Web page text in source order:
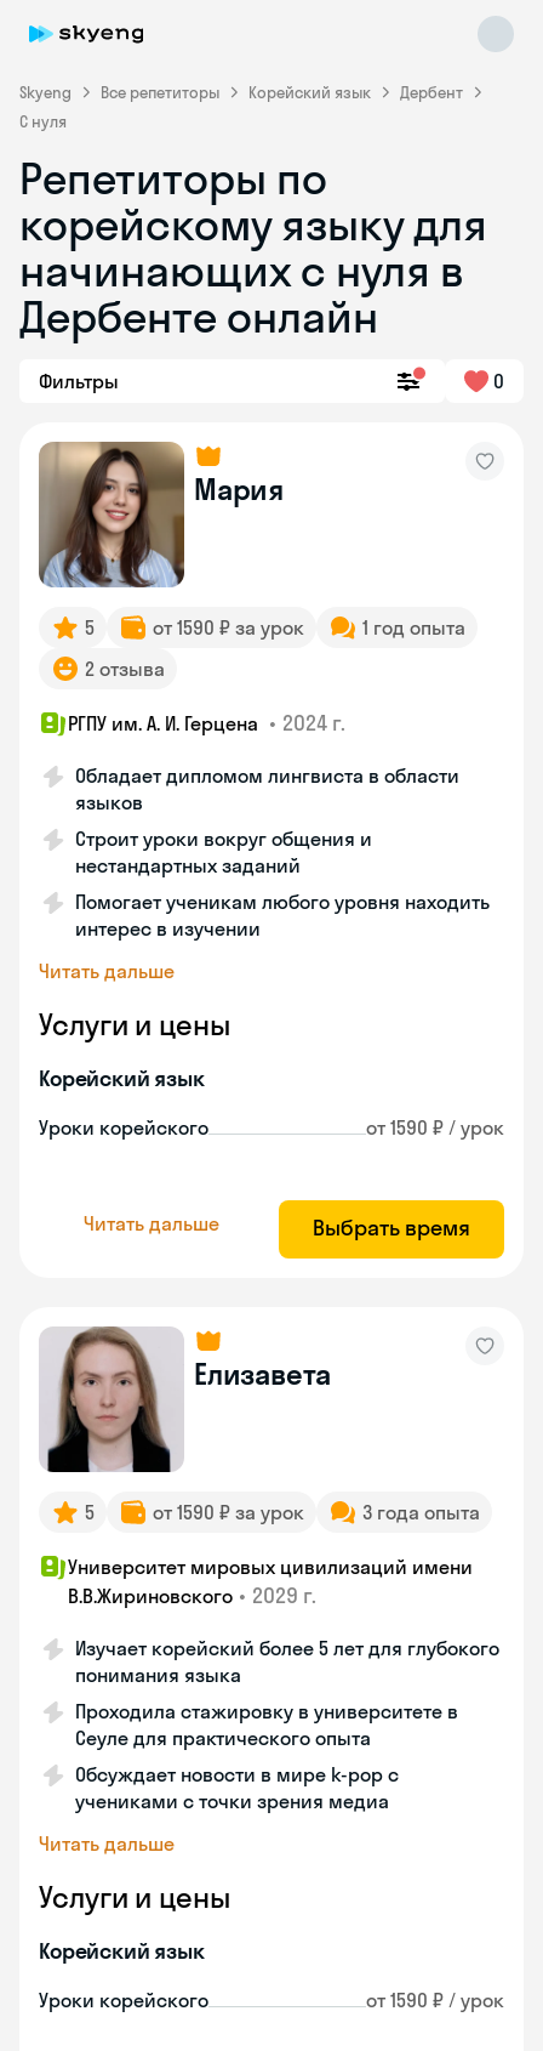
Skyeng Все репетиторы Корейский язык
Дербент
С нуля
Репетиторы по
корейскому языку для
начинающих с нуля в
Дербенте онлайн
Фильтры 0
Мария
5 от 1590 ₽ за урок
1 год опыта
2 отзыва
РГПУ им. А. И. Герцена • 2024 г.
Обладает дипломом лингвиста в области
языков
Строит уроки вокруг общения и
нестандартных заданий
Помогает ученикам любого уровня находить
интерес в изучении
Читать дальше
Услуги и цены
Корейский язык
Уроки корейского от 1590 ₽ / урок
Читать дальше Выбрать время
Елизавета
5 от 1590 ₽ за урок 3 года опыта
Университет мировых цивилизаций имени
В.В.Жириновского • 2029 г.
Изучает корейский более 5 лет для глубокого
понимания языка
Проходила стажировку в университете в
Сеуле для практического опыта
Обсуждает новости в мире k-pop с
учениками с точки зрения медиа
Читать дальше
Услуги и цены
Корейский язык
Уроки корейского от 1590 ₽ / урок
Skyeng Chat
online